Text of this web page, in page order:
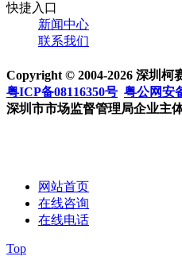
快捷入口
新闻中心
联系我们
Copyright © 2004-2026 深圳柯
粤ICP备08116350号 粤公网安
深圳市市场监督管理局企业主
网站首页
在线咨询
在线电话
Top